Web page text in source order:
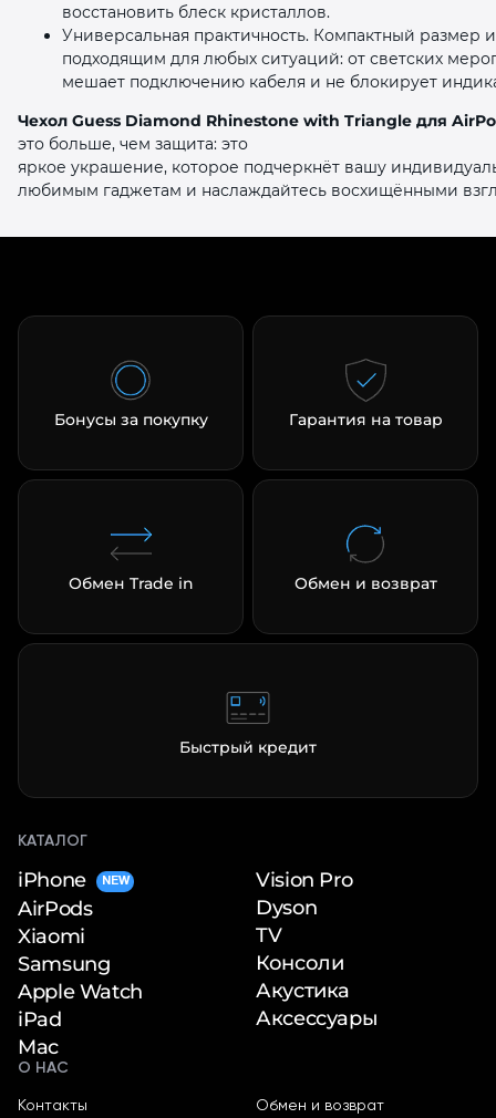
восстановить блеск кристаллов.
Универсальная практичность. Компактный размер
подходящим для любых ситуаций: от светских
мешает подключению кабеля и не блокирует
Чехол Guess Diamond Rhinestone with Triangle для
это больше, чем защита: это
яркое украшение, которое подчеркнёт вашу
любимым гаджетам и наслаждайтесь восхищёнными
Бонусы за покупку Гарантия на товар
Обмен Trade in Обмен и возврат
Быстрый кредит
КАТАЛОГ
iPhone NEW
AirPods
Xiaomi
Samsung
Apple Watch
iPad
Mac
Vision Pro
Dyson
TV
Консоли
Акустика
Аксессуары
О НАС
Контакты Обмен и возврат